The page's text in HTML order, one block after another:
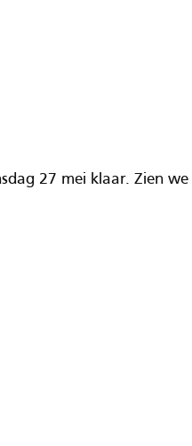
27 mei klaar. Zien we